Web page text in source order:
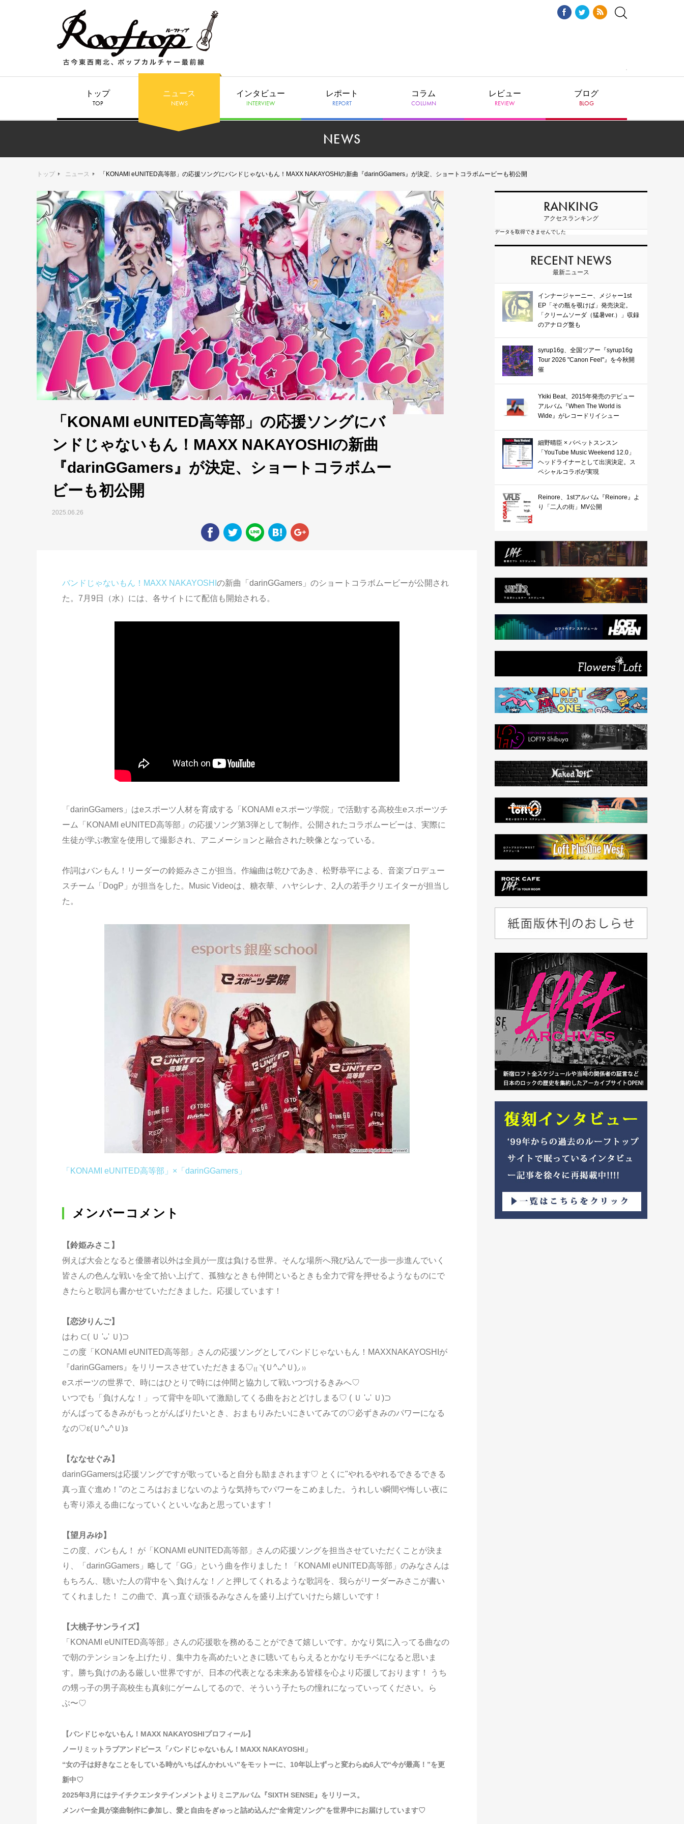
トップ
TOP
ニュース
NEWS
インタビュー
INTERVIEW
レポート
REPORT
コラム
COLUMN
レビュー
REVIEW
ブログ
BLOG
NEWS
トップ ニュース 「KONAMI eUNITED高等部」の応援ソングにバンドじゃないもん！MAXX NAKAYOSHIの新曲『darinGGamers』が決定、ショートコラボムービーも初公開
「KONAMI eUNITED高等部」の応援ソングにバ
ンドじゃないもん！MAXX NAKAYOSHIの新曲
『darinGGamers』が決定、ショートコラボムー
ビーも初公開
2025.06.26
バンドじゃないもん！MAXX NAKAYOSHI の新曲「darinGGamers」のショートコラボムービーが公開され
た。7月9日（水）には、各サイトにて配信も開始される。
「darinGGamers」はeスポーツ人材を育成する「KONAMI eスポーツ学院」で活動する高校生eスポーツチ
ーム「KONAMI eUNITED高等部」の応援ソング第3弾として制作。公開されたコラボムービーは、実際に
生徒が学ぶ教室を使用して撮影され、アニメーションと融合された映像となっている。
作詞はバンもん！リーダーの鈴姫みさこが担当。作編曲は乾ひであき、松野恭平による、音楽プロデュー
スチーム「DogP」が担当をした。Music Videoは、糖衣華、ハヤシレナ、2人の若手クリエイターが担当し
た。
「KONAMI eUNITED高等部」×「darinGGamers」
メンバーコメント
【鈴姫みさこ】
例えば大会となると優勝者以外は全員が一度は負ける世界。そんな場所へ飛び込んで一歩一歩進んでいく
皆さんの色んな戦いを全て拾い上げて、孤独なときも仲間といるときも全力で背を押せるようなものにで
きたらと歌詞も書かせていただきました。応援しています！
【恋汐りんご】
はわ ⊂( Ｕ 'ᴗ' Ｕ)⊃
この度「KONAMI eUNITED高等部」さんの応援ソングとしてバンドじゃないもん！MAXXNAKAYOSHIが
『darinGGamers』をリリースさせていただきまる♡₍₍ ◝(Ｕ^ᴗ^Ｕ)◞ ₎₎
eスポーツの世界で、時にはひとりで時には仲間と協力して戦いつづけるきみへ♡
いつでも「負けんな！」って背中を叩いて激励してくる曲をおとどけしまる♡ ( Ｕ 'ᴗ' Ｕ)⊃
がんばってるきみがもっとがんばりたいとき、おまもりみたいにきいてみての♡必ずきみのパワーになる
なの♡ε(Ｕ^ᴗ^Ｕ)з
【ななせぐみ】
darinGGamersは応援ソングですが歌っていると自分も励まされます♡ とくに"やれるやれるできるできる
真っ直ぐ進め！"のところはおまじないのような気持ちでパワーをこめました。うれしい瞬間や悔しい夜に
も寄り添える曲になっていくといいなあと思っています！
【望月みゆ】
この度、バンもん！ が「KONAMI eUNITED高等部」さんの応援ソングを担当させていただくことが決ま
り、「darinGGamers」略して「GG」という曲を作りました！「KONAMI eUNITED高等部」のみなさんは
もちろん、聴いた人の背中を＼負けんな！／と押してくれるような歌詞を、我らがリーダーみさこが書い
てくれました！ この曲で、真っ直ぐ頑張るみなさんを盛り上げていけたら嬉しいです！
【大桃子サンライズ】
「KONAMI eUNITED高等部」さんの応援歌を務めることができて嬉しいです。かなり気に入ってる曲なの
で朝のテンションを上げたり、集中力を高めたいときに聴いてもらえるとかなりモチベになると思いま
す。勝ち負けのある厳しい世界ですが、日本の代表となる未来ある皆様を心より応援しております！ うち
の甥っ子の男子高校生も真剣にゲームしてるので、そういう子たちの憧れになっていってください。ら
ぶ〜♡
【バンドじゃないもん！MAXX NAKAYOSHIプロフィール】
ノーリミットラブアンドピース「バンドじゃないもん！MAXX NAKAYOSHI」
“女の子は好きなことをしている時がいちばんかわいい”をモットーに、10年以上ずっと変わらぬ6人で“今が最高！”を更
新中♡
2025年3月にはテイチクエンタテインメントよりミニアルバム『SIXTH SENSE』をリリース。
メンバー全員が楽曲制作に参加し、愛と自由をぎゅっと詰め込んだ“全肯定ソング”を世界中にお届けしています♡
RANKING
アクセスランキング
データを取得できませんでした
RECENT NEWS
最新ニュース
インナージャーニー、メジャー1st
EP「その瓶を覗けば」発売決定。
「クリームソーダ（猛暑ver.）」収録
のアナログ盤も
syrup16g、全国ツアー『syrup16g
Tour 2026 "Canon Feel"』を今秋開
催
Ykiki Beat、2015年発売のデビュー
アルバム『When The World is
Wide』がレコードリイシュー
細野晴臣 × パペットスンスン
「YouTube Music Weekend 12.0」
ヘッドライナーとして出演決定。ス
ペシャルコラボが実現
Reinore、1stアルバム『Reinore』よ
り「二人の街」MV公開